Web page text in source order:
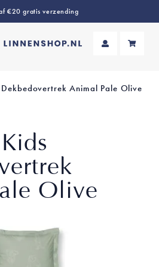
€20 gratis verzending
Animal Pale Olive
Olive